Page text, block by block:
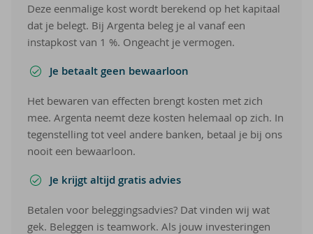
Deze eenmalige kost wordt berekend op het kapitaal
dat je belegt. Bij Argenta beleg je al vanaf een
instapkost van 1 %. Ongeacht je vermogen.
Je betaalt geen bewaarloon
Het bewaren van effecten brengt kosten met zich
mee. Argenta neemt deze kosten helemaal op zich. In
tegenstelling tot veel andere banken, betaal je bij ons
nooit een bewaarloon.
Je krijgt altijd gratis advies
Betalen voor beleggingsadvies? Dat vinden wij wat
gek. Beleggen is teamwork. Als jouw investeringen